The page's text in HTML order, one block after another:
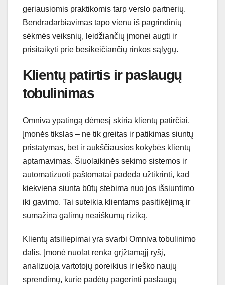
geriausiomis praktikomis tarp verslo partnerių.
Bendradarbiavimas tapo vienu iš pagrindinių
sėkmės veiksnių, leidžiančių įmonei augti ir
prisitaikyti prie besikeičiančių rinkos sąlygų.
Klientų patirtis ir paslaugų
tobulinimas
Omniva ypatingą dėmesį skiria klientų patirčiai.
Įmonės tikslas – ne tik greitas ir patikimas siuntų
pristatymas, bet ir aukščiausios kokybės klientų
aptarnavimas. Šiuolaikinės sekimo sistemos ir
automatizuoti paštomatai padeda užtikrinti, kad
kiekviena siunta būtų stebima nuo jos išsiuntimo
iki gavimo. Tai suteikia klientams pasitikėjimą ir
sumažina galimų neaiškumų riziką.
Klientų atsiliepimai yra svarbi Omniva tobulinimo
dalis. Įmonė nuolat renka grįžtamąjį ryšį,
analizuoja vartotojų poreikius ir ieško naujų
sprendimų, kurie padėtų pagerinti paslaugų